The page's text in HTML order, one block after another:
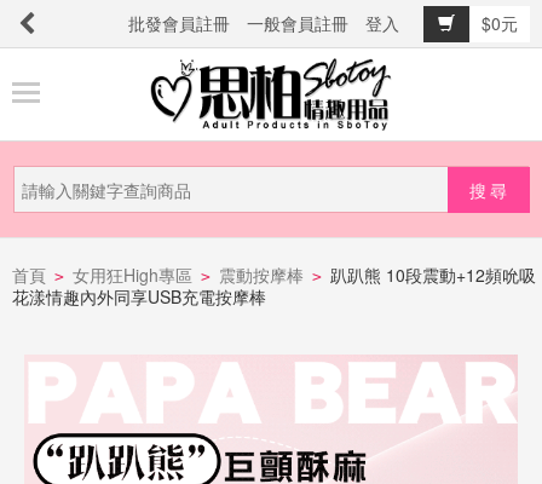
批發會員註冊 一般會員註冊 登入
$0元
品
新
品
上
防
詐
首頁 > 女用狂High專區 > 震動按摩棒 > 趴趴熊 10段震動+12頻吮吸
花漾情趣內外同享USB充電按摩棒